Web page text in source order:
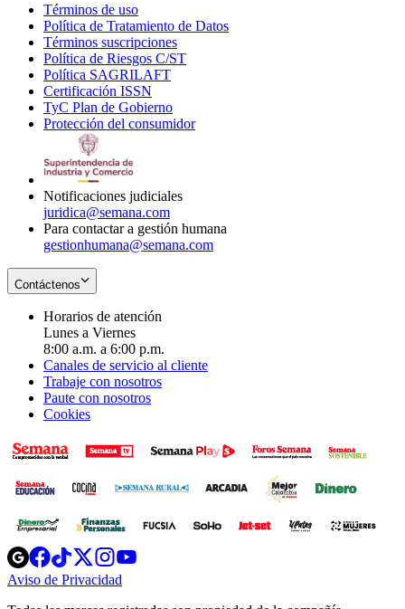
Términos de uso
in
new
window
Política de Tratamiento de Datos
Términos suscripciones
in
Política de Riesgos C/ST
Política SAGRILAFT
new
window
Certificación ISSN
in
new
TyC Plan de Gobierno
in
Protección del consumidorOpens
Notificaciones judiciales
juridica@semana.com
Para contactar a gestión humana
gestionhumana@semana.com
Contáctenos
Horarios de atención
Lunes a Viernes
8:00 a.m. a 6:00 p.m.
Canales de servicio al cliente
Trabaje con nosotros
Paute con nosotros
Cookies
Opens
in
new
Opens
in
new
Opens
in
new
window
Opens
new
windowwindow
Aviso de Privacidad